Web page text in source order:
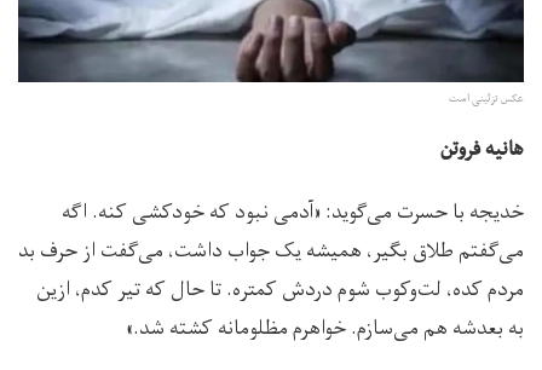
عکس تزئینی است
هانیه فروتن
خدیجه با حسرت می‌گوید: «آدمی نبود که خودکشی کنه. اگه
می‌گفتم طلاق بگیر، همیشه یک جواب داشت، می‌گفت از حرف بد
مردم کده، لت‌وکوب شوم دردش کمتره. تا حال که تیر کدم، ازین
به بعدشه هم می‌سازم. خواهرم مظلومانه کشته شد.»